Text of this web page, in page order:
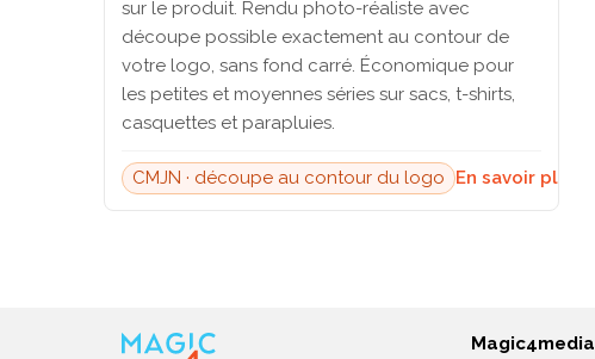
sur le produit. Rendu photo-réaliste avec
découpe possible exactement au contour de
votre logo, sans fond carré. Économique pour
les petites et moyennes séries sur sacs, t-shirts,
casquettes et parapluies.
CMJN · découpe au contour du logo En savoir plus →
Magic4media